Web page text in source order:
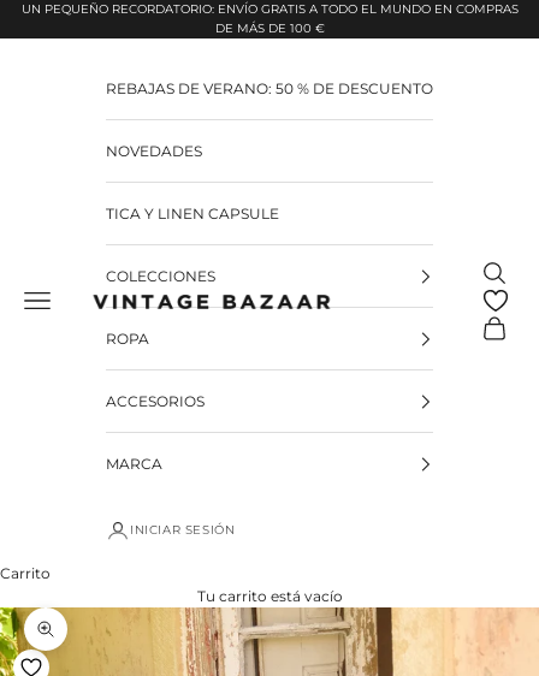
Pular para o conteúdo
UN PEQUEÑO RECORDATORIO: ENVÍO GRATIS A TODO EL MUNDO EN COMPRAS
DE MÁS DE 100 €
Vintage Bazaar
REBAJAS DE VERANO: 50 % DE DESCUENTO
NOVEDADES
TICA Y LINEN CAPSULE
COLECCIONES
ROPA
ACCESORIOS
MARCA
INICIAR SESIÓN
Carrito
Tu carrito está vacío
Zoom na imagem